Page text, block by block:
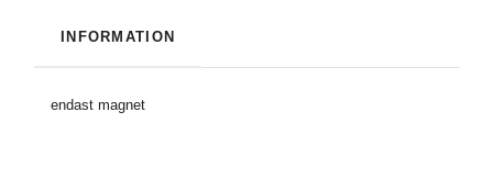
INFORMATION
endast magnet